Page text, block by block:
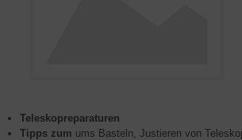
Teleskopreparaturen
Tipps zum ums Basteln, Justieren von